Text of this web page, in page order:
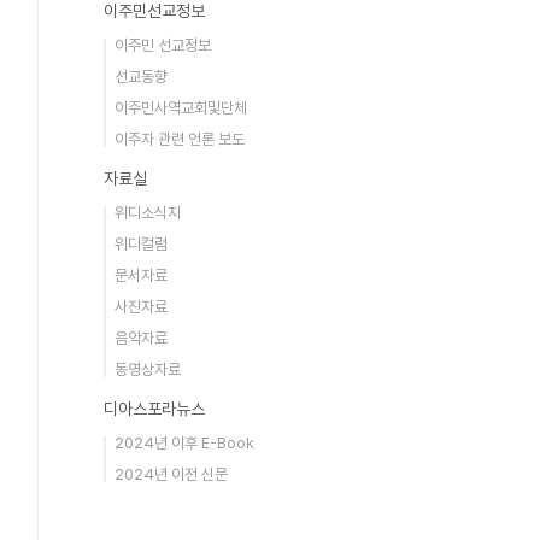
이주민선교정보
이주민 선교정보
선교동향
이주민사역교회및단체
이주자 관련 언론 보도
자료실
위디소식지
위디컬럼
문서자료
사진자료
음악자료
동영상자료
디아스포라뉴스
2024년 이후 E-Book
2024년 이전 신문